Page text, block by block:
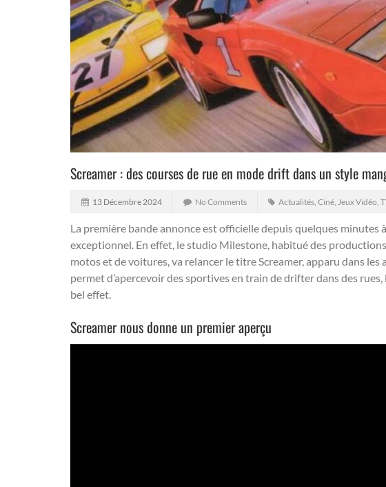
Screamer : des courses de rue en mode drift dans un style
13 Décembre 2024 No Comments Actualités, Ciné, Jeux Vidéo,
La première bande annonce est officielle depuis quelques minutes
exceptionnel. En effet, le studio Milestone, habitué des
motos et de voitures, va relancer le titre Screamer, apparu dans les
permet d’apercevoir des sportives en train de drifter dans des
bel effet.
Screamer nous donne un premier aperçu